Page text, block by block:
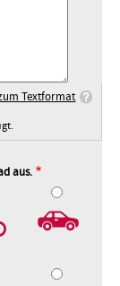
Textformat
aus.